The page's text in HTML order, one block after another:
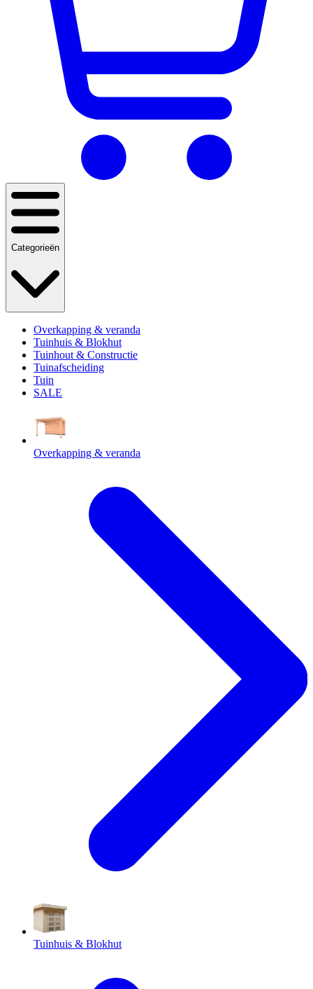
Categorieën
Overkapping & veranda
Tuinhuis & Blokhut
Tuinhout & Constructie
Tuinafscheiding
Tuin
SALE
Overkapping & veranda
Tuinhuis & Blokhut